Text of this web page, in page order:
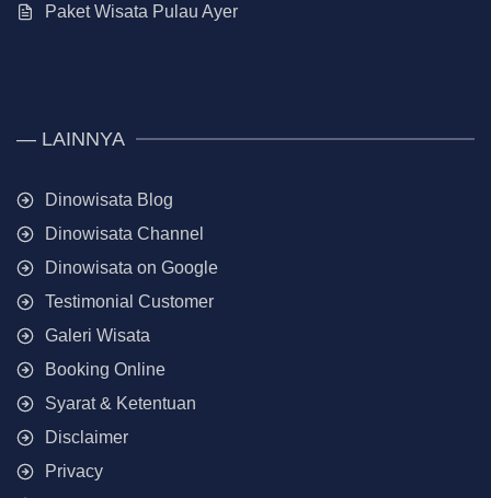
Paket Wisata Pulau Ayer
— LAINNYA
Dinowisata Blog
Dinowisata Channel
Dinowisata on Google
Testimonial Customer
Galeri Wisata
Booking Online
Syarat & Ketentuan
Disclaimer
Privacy